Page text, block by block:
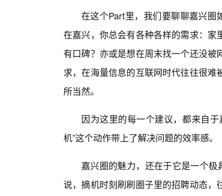
在这个Part里，我们要聊聊嘉兴圈
在嘉兴，你总会有各种各样的需求：
有口碑？亦或是想在周末找一个还没
求，在海量信息的互联网时代往往很
所当然。
因为这里的每一个建议，都来自
机”这个动作带上了解决问题的效率感。
嘉兴圈的魅力，还在于它是一个极
说，摘机时刻刷刷圈子里的招聘动态